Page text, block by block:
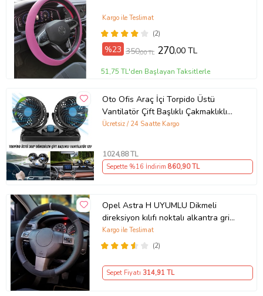
(2)
Kargo ile Teslimat
%23 350,00 TL 270,00 TL
51,75 TL'den Başlayan Taksitlerle
Oto Ofis Araç İçi Torpido Üstü
Vantilatör Çift Başlıklı Çakmaklıklı
Soğutucu Fan 360° Dönebilen 12V
Ücretsiz / 24 Saatte Kargo
1024,88 TL
Sepette %16 İndirim 860,90 TL
Opel Astra H UYUMLU Dikmeli
direksiyon kılıfı noktalı alkantra gri
yüzüklü ( 38×10.5CM )
(2)
Kargo ile Teslimat
Sepet Fiyatı 314,91 TL